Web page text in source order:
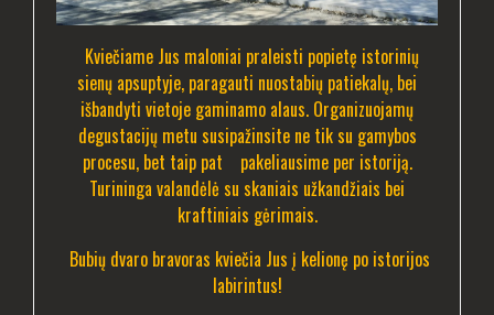
Kviečiame Jus maloniai praleisti popietę istorinių
sienų apsuptyje, paragauti nuostabių patiekalų, bei
išbandyti vietoje gaminamo alaus. Organizuojamų
degustacijų metu susipažinsite ne tik su gamybos
procesu, bet taip pat pakeliausime per istoriją.
Turininga valandėlė su skaniais užkandžiais bei
kraftiniais gėrimais.
Bubių dvaro bravoras kviečia Jus į kelionę po istorijos
labirintus!